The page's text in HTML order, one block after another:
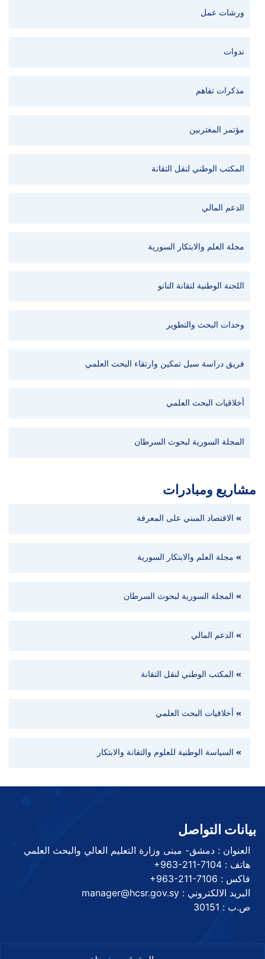
ورشات عمل
ندوات
مذكرات تفاهم
مؤتمر المغتربين
المكتب الوطني لنقل التقانة
الدعم المالي
مجلة العلم والابتكار السورية
اللجنة الوطنية لتقانة النانو
وحدات البحث والتطوير
فريق دراسة سبل تمكين وارتقاء البحث العلمي
أخلاقيات البحث العلمي
المجلة السورية لبحوث السرطان
مشاريع ومبادرات
الاقتصاد المبني على المعرفة
مجلة العلم والابتكار السورية
المجلة السورية لبحوث السرطان
الدعم المالي
المكتب الوطني لنقل التقانة
أخلاقيات البحث العلمي
السياسة الوطنية للعلوم والتقانة والابتكار
بيانات التواصل
العنوان : دمشق- مبنى وزارة التعليم العالي والبحث العلمي
هاتف : +963-211-7104
فاكس : +963-211-7106
البريد الالكتروني : manager@hcsr.gov.sy
ص.ب : 30151